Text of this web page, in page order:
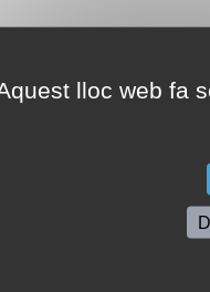
lloc web fa